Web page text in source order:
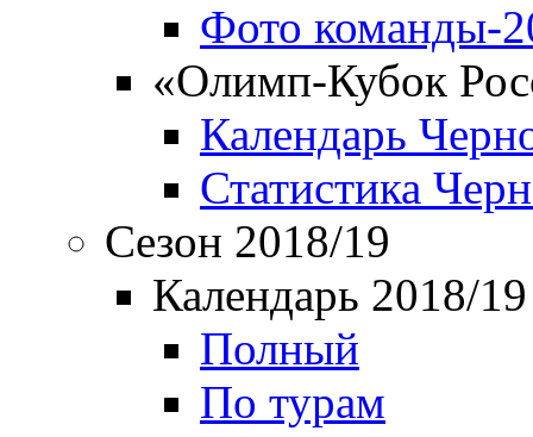
Фото команды-
«Олимп-Кубок
Календарь
Статистика
Сезон 2018/19
Календарь 2018/19
Полный
По турам